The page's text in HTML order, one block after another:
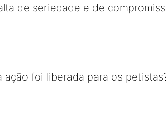
de seriedade e de
foi liberada para os